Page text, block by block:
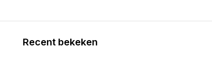
Recent bekeken